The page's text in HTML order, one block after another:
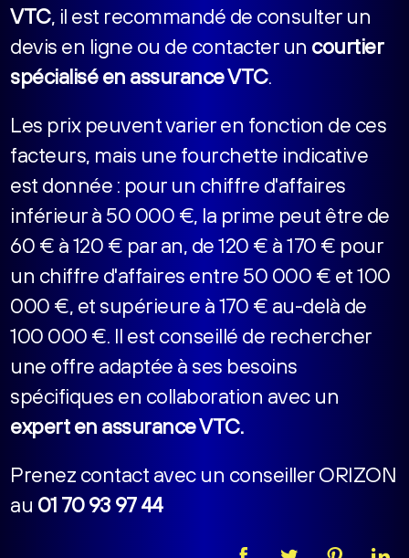
VTC, il est recommandé de consulter un
devis en ligne ou de contacter un courtier
spécialisé en assurance VTC.
Les prix peuvent varier en fonction de ces
facteurs, mais une fourchette indicative
est donnée : pour un chiffre d'affaires
inférieur à 50 000 €, la prime peut être de
60 € à 120 € par an, de 120 € à 170 € pour
un chiffre d'affaires entre 50 000 € et 100
000 €, et supérieure à 170 € au-delà de
100 000 €. Il est conseillé de rechercher
une offre adaptée à ses besoins
spécifiques en collaboration avec un
expert en assurance VTC.
Prenez contact avec un conseiller ORIZON
au 01 70 93 97 44